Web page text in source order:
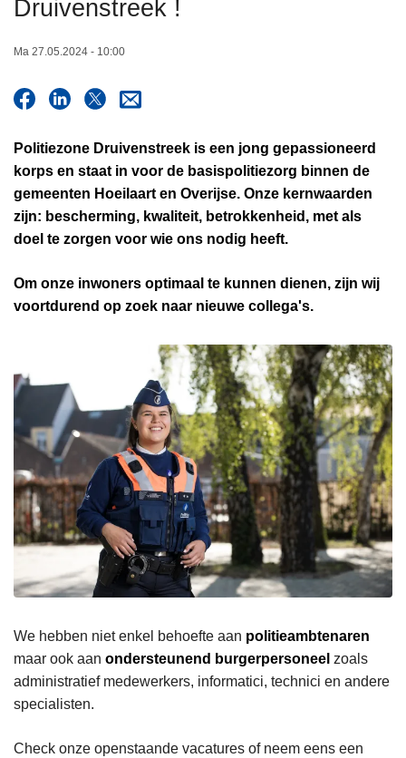
Druivenstreek !
Ma 27.05.2024 - 10:00
Politiezone Druivenstreek is een jong gepassioneerd
korps en staat in voor de basispolitiezorg binnen de
gemeenten Hoeilaart en Overijse. Onze kernwaarden
zijn: bescherming, kwaliteit, betrokkenheid, met als
doel te zorgen voor wie ons nodig heeft.
Om onze inwoners optimaal te kunnen dienen, zijn wij
voortdurend op zoek naar nieuwe collega's.
We hebben niet enkel behoefte aan politieambtenaren
maar ook aan ondersteunend burgerpersoneel zoals
administratief medewerkers, informatici, technici en andere
specialisten.
Check onze openstaande vacatures of neem eens een